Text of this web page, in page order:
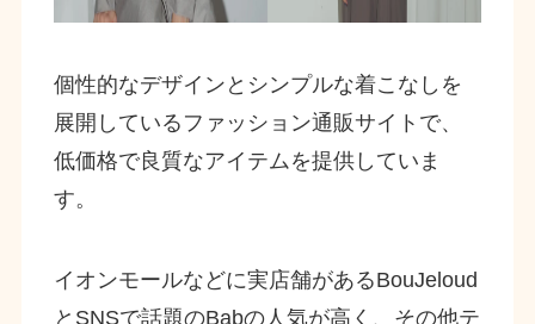
個性的なデザインとシンプルな着こなしを
展開しているファッション通販サイトで、
低価格で良質なアイテムを提供していま
す。
イオンモールなどに実店舗があるBouJeloud
とSNSで話題のBabの人気が高く、その他テ